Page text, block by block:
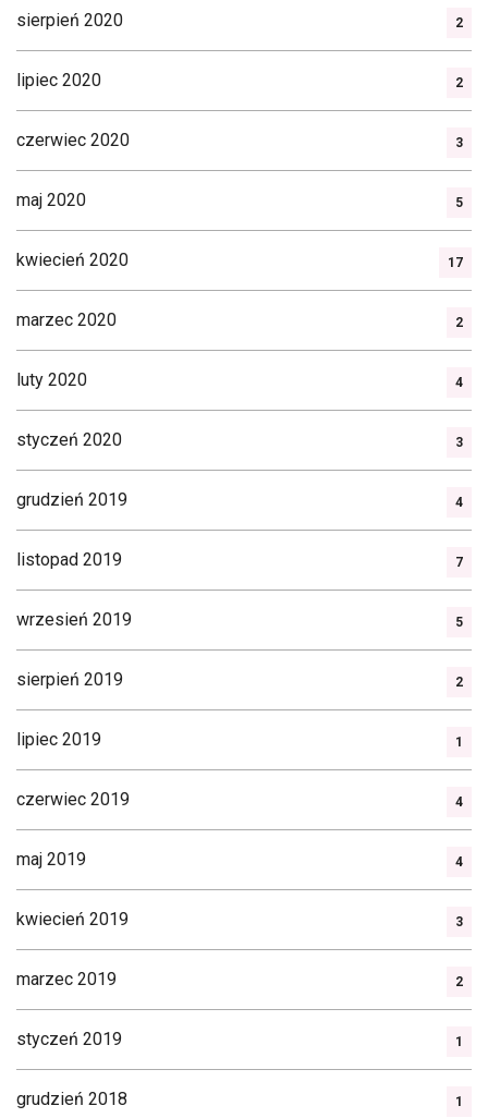
sierpień 2020 2
lipiec 2020 2
czerwiec 2020 3
maj 2020 5
kwiecień 2020 17
marzec 2020 2
luty 2020 4
styczeń 2020 3
grudzień 2019 4
listopad 2019 7
wrzesień 2019 5
sierpień 2019 2
lipiec 2019 1
czerwiec 2019 4
maj 2019 4
kwiecień 2019 3
marzec 2019 2
styczeń 2019 1
grudzień 2018 1